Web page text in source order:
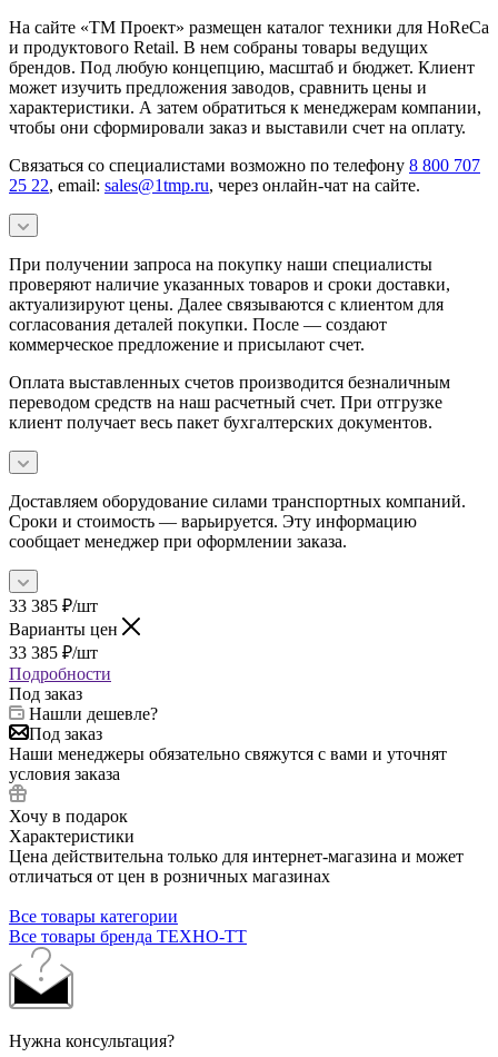
На сайте «ТМ Проект» размещен каталог техники для HoReCa
и продуктового Retail. В нем собраны товары ведущих
брендов. Под любую концепцию, масштаб и бюджет. Клиент
может изучить предложения заводов, сравнить цены и
характеристики. А затем обратиться к менеджерам компании,
чтобы они сформировали заказ и выставили счет на оплату.
Связаться со специалистами возможно по телефону 8 800 707
25 22, email: sales@1tmp.ru, через онлайн-чат на сайте.
При получении запроса на покупку наши специалисты
проверяют наличие указанных товаров и сроки доставки,
актуализируют цены. Далее связываются с клиентом для
согласования деталей покупки. После — создают
коммерческое предложение и присылают счет.
Оплата выставленных счетов производится безналичным
переводом средств на наш расчетный счет. При отгрузке
клиент получает весь пакет бухгалтерских документов.
Доставляем оборудование силами транспортных компаний.
Сроки и стоимость — варьируется. Эту информацию
сообщает менеджер при оформлении заказа.
33 385 ₽/шт
Варианты цен
33 385 ₽/шт
Подробности
Под заказ
Нашли дешевле?
Под заказ
Наши менеджеры обязательно свяжутся с вами и уточнят
условия заказа
Хочу в подарок
Характеристики
Цена действительна только для интернет-магазина и может
отличаться от цен в розничных магазинах
Все товары категории
Все товары бренда ТЕХНО-ТТ
Нужна консультация?